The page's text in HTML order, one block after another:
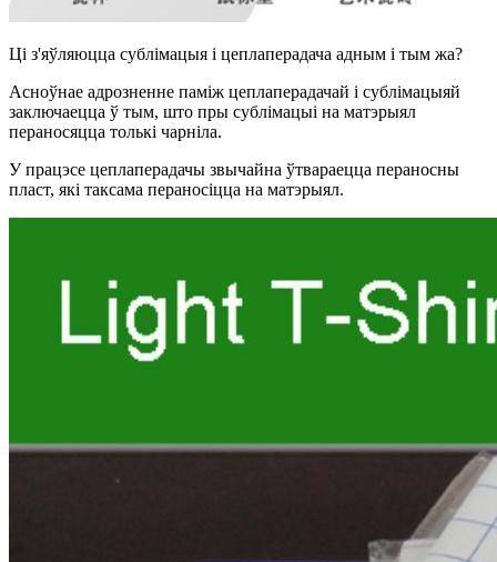
Ці з'яўляюцца сублімацыя і цеплаперадача адным і тым жа?
Асноўнае адрозненне паміж цеплаперадачай і сублімацыяй
заключаецца ў тым, што пры сублімацыі на матэрыял
пераносяцца толькі чарніла.
У працэсе цеплаперадачы звычайна ўтвараецца пераносны
пласт, які таксама пераносіцца на матэрыял.